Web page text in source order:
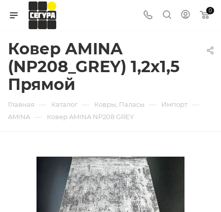
0
Ковер AMINA
(NP208_GREY) 1,2х1,5
Прямой
Главная — Каталог — Ковры, Паласы — Импорт —
AMINA — Ковер AMINA NP208 GREY